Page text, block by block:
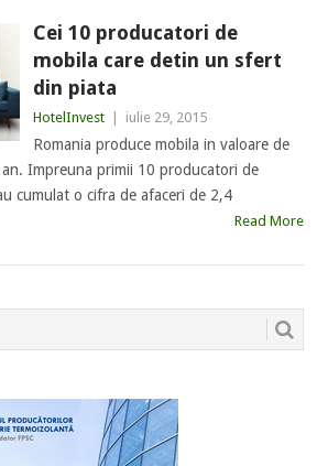
Cei 10 producatori de
mobila care detin un sfert
din piata
HotelInvest iulie 29, 2015
Romania produce mobila in valoare de
Impreuna primii 10 producatori de
cumulat o cifra de afaceri de 2,4
Read More